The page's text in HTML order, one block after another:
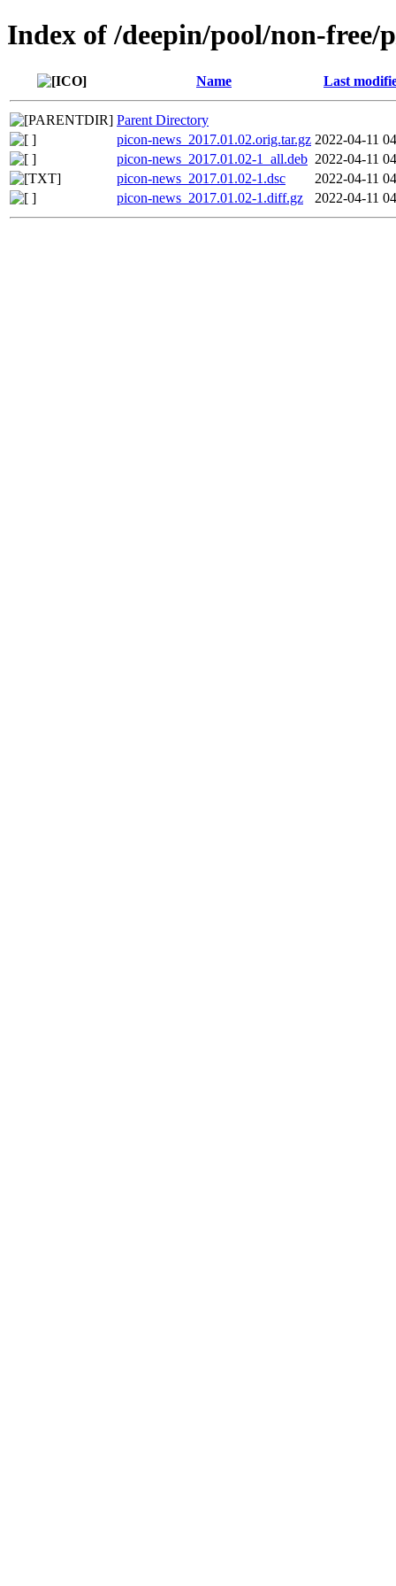
Index of /deepin/pool/non-free/
Name Last
Parent Directory
picon-news_2017.01.02.orig.tar.gz 2022-04-11
picon-news_2017.01.02-1_all.deb 2022-04-11
picon-news_2017.01.02-1.dsc
2022-04-11
picon-news_2017.01.02-1.diff.gz
2022-04-11